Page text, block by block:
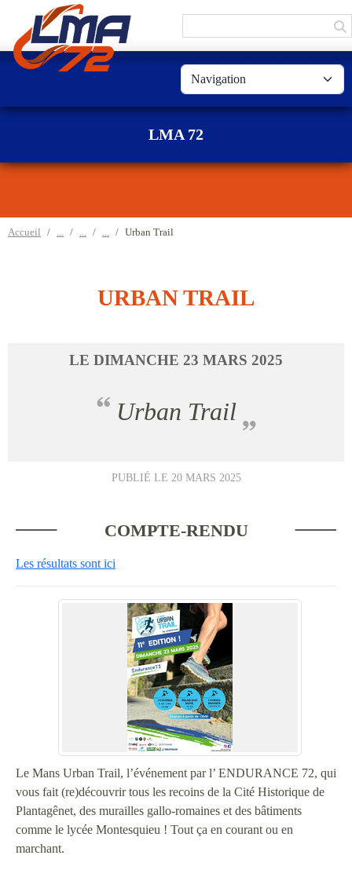
LMA 72
Accueil Urban Trail
URBAN TRAIL
LE DIMANCHE 23 MARS 2025
Urban Trail
PUBLIÉ LE 20 MARS 2025
COMPTE-RENDU
Les résultats sont ici
Le Mans Urban Trail, l’événement par l’ ENDURANCE 72, qui
vous fait (re)découvrir tous les recoins de la Cité Historique de
Plantagênet, des murailles gallo-romaines et des bâtiments
comme le lycée Montesquieu ! Tout ça en courant ou en
marchant.
Panneau de gestion des cookies